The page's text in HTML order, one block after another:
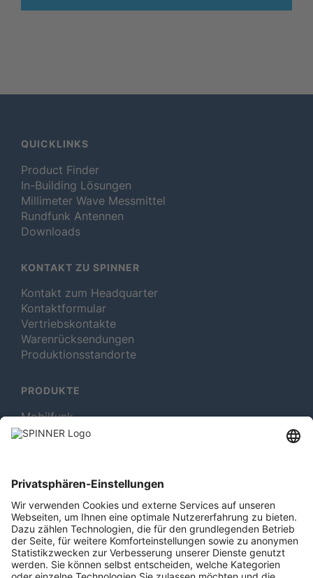
QUICKLINKS
Product Finder
In-Building Lösungen
Millimeter Wave Messmittel
Rundfunk Antennen
Downloads
KONTAKT ZU SPINNER
Kontakt zum Headquarter
Kontaktformular
Vertriebskontakte
Warenrücksendungen
Produktionsstandorte
PRODUKTE
Mobilfunk
Rotating Solutions
MEHR ÜBER SPINNER
Newsletter abonnieren
Jobs & Karriere
Mitgliedschaften
Rechtliches